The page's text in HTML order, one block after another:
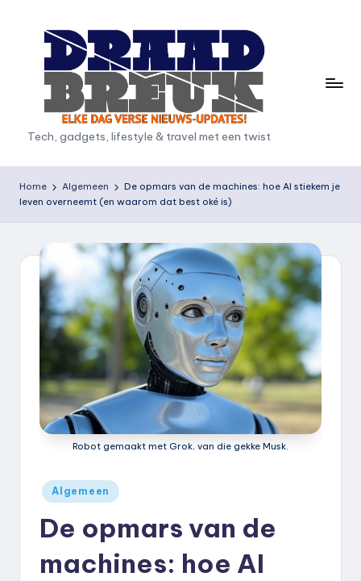
D
r
a
a
b
Tech, gadgets, lifestyle & travel met een twist
Home Algemeen
De opmars van de machines: hoe AI stiekem je
leven overneemt (en waarom dat best oké is)
Robot gemaakt met Grok, van die gekke Musk.
Geplaatst
in
Algemeen
De opmars van de
machines: hoe AI